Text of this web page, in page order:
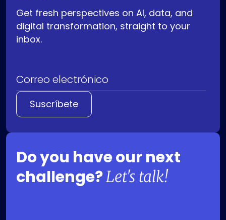
Get fresh perspectives on AI, data, and
digital transformation, straight to your
inbox.
Correo electrónico
Do you have our next
challenge?Let's talk!